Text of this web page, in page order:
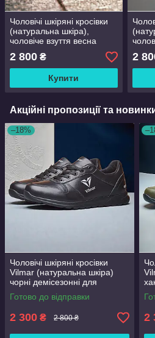
Чоловічі шкіряні кросівки
(натуральна шкіра),
чоловіче взуття весна
кроси, розмір 40 41 42 43
44 45
2 800 ₴
Купити
44 45
2
Акційні пропозиції та
–18%
Чоловічі шкіряні кросівки
Vilmar (натуральна шкіра)
чорні демісезонні для
чоловіків на весну осінь,
розмір 39 40 41 42 43 44 45
Готово до відправки
2 300 ₴ 2 800 ₴
на
2